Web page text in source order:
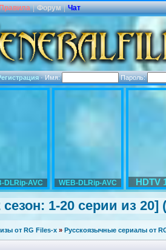
| Форум | Чат
·Имя: Пароль:
DLRip-AVC WEB-DLRip-AVC HDTV
1-20 серии из 20]
от RG Files-x » Русскоязычные сериалы от